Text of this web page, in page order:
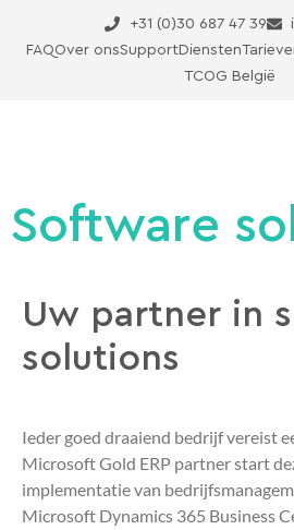
+31 (0)30 687 47 39
FAQOver onsSupportDiensten
TCOG België
Software
Uw partner in
solutions
Ieder goed draaiend bedrijf vereist
Microsoft Gold ERP partner start
implementatie van
Microsoft Dynamics 365 Business